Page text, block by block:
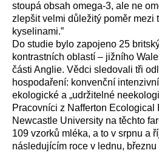
stoupá obsah omega-3, ale ne
zlepšit velmi důležitý poměr mezi
kyselinami.”
Do studie bylo zapojeno 25
kontrastních oblastí – jižního
části Anglie. Vědci sledovali tři
hospodaření: konvenční
ekologické a „udržitelné
Pracovníci z Nafferton Ecological
Newcastle University na těchto
109 vzorků mléka, a to v srpnu a
následujícím roce v lednu,